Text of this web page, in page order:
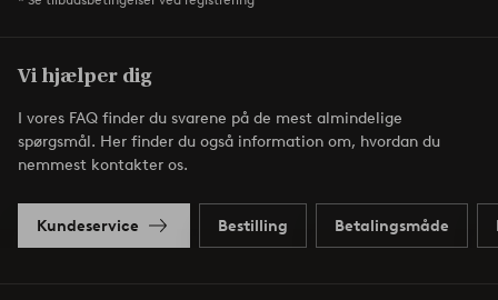
Vi hjælper dig
I vores FAQ finder du svarene på de mest almindelige
spørgsmål. Her finder du også information om, hvordan du
nemmest kontakter os.
Kundeservice Bestilling Betalingsmåde